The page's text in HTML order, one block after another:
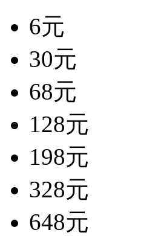
6元
30元
68元
128元
198元
328元
648元